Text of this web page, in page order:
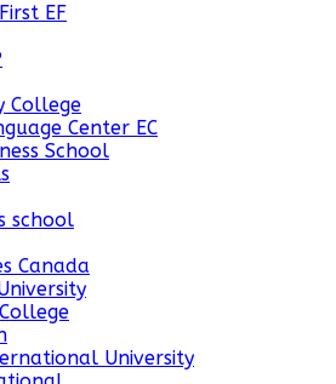
EF
College
Center EC
School
school
Canada
University